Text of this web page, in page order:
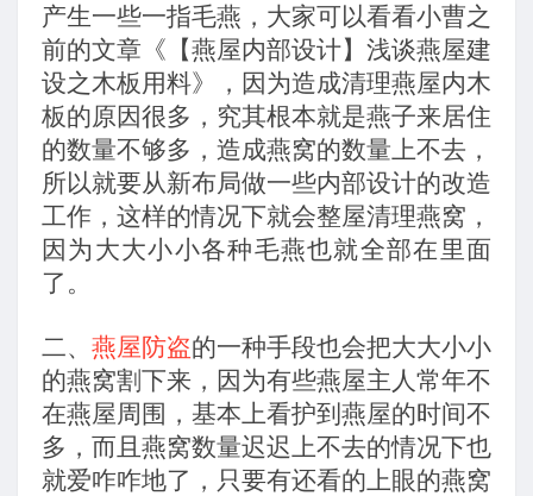
产生一些一指毛燕，大家可以看看小曹之
前的文章《【燕屋内部设计】浅谈燕屋建
设之木板用料》，因为造成清理燕屋内木
板的原因很多，究其根本就是燕子来居住
的数量不够多，造成燕窝的数量上不去，
所以就要从新布局做一些内部设计的改造
工作，这样的情况下就会整屋清理燕窝，
因为大大小小各种毛燕也就全部在里面
了。
二、 燕屋防盗的一种手段也会把大大小小
的燕窝割下来，因为有些燕屋主人常年不
在燕屋周围，基本上看护到燕屋的时间不
多，而且燕窝数量迟迟上不去的情况下也
就爱咋咋地了，只要有还看的上眼的燕窝